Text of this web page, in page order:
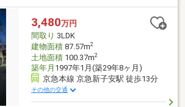
0.92％お問い合わせは【フリーダイヤ
でお気軽にどうぞ♪
3,480万円
間取り 3LDK
建物面積87.57m2
土地面積100.37m2
築年月 1997年1月(築29年8ヶ月)
京急本線 京急新子安駅 徒歩13分
その他の交通